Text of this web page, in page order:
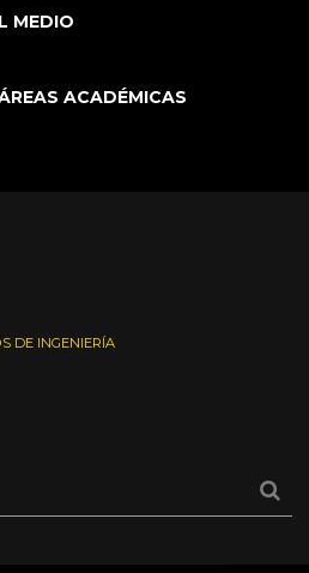
MEDIO
ACADÉMICAS
DE INGENIERÍA